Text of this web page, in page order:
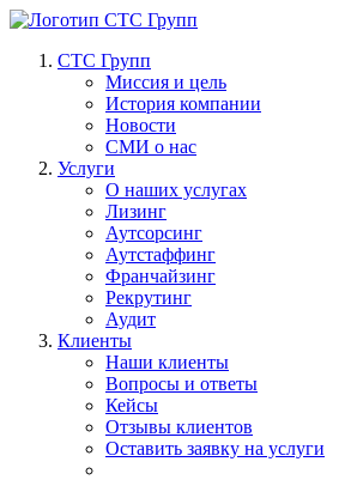
СТС Групп
Миссия и цель
История компании
Новости
СМИ о нас
Услуги
О наших услугах
Лизинг
Аутсорсинг
Аутстаффинг
Франчайзинг
Рекрутинг
Аудит
Клиенты
Наши клиенты
Вопросы и ответы
Кейсы
Отзывы клиентов
Оставить заявку на услуги